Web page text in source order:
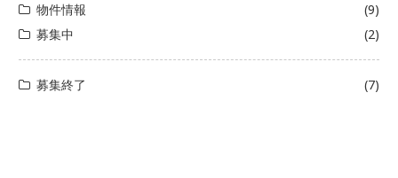
物件情報
(9)
募集中
(2)
募集終了 (7)